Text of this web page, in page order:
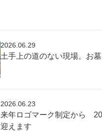
2026.06.29
土手上の道のない現場。お
2026.06.23
来年ロゴマーク制定から
迎えます